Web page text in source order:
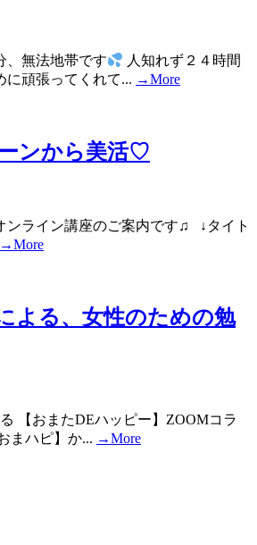
、無法地帯です
人知れず２４時間
に頑張ってくれて... →More
ンから美活♡
ンライン講座のご案内です♫ ↓タイト
→More
よる、女性のための勉
【おまたDEハッピー】ZOOMコラ
まハピ】か... →More